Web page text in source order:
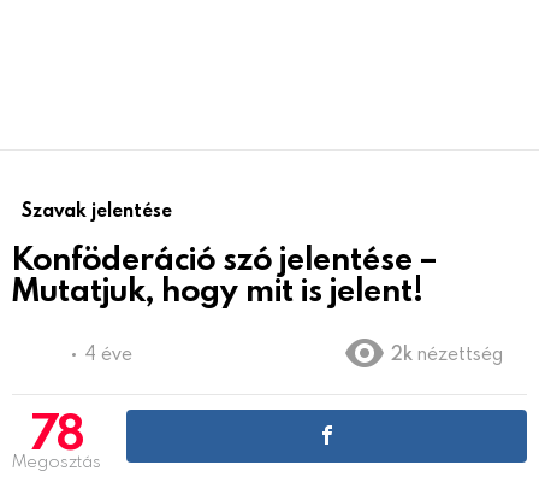
Szavak jelentése
Konföderáció szó jelentése –
Mutatjuk, hogy mit is jelent!
4 éve 2k nézettség
78
Megosztás